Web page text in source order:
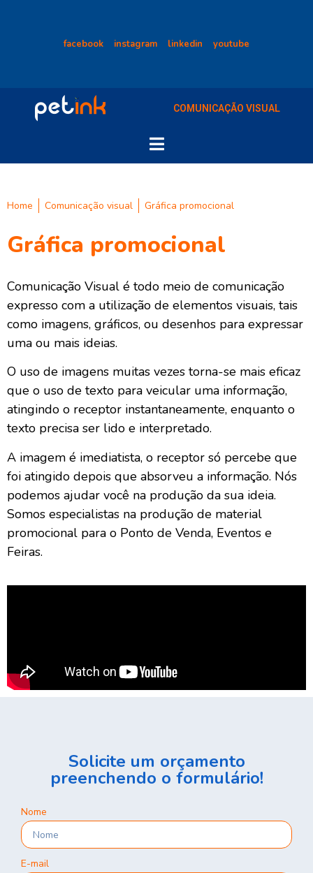
facebook instagram linkedin youtube
COMUNICAÇÃO VISUAL
Home Comunicação visual Gráfica promocional
Gráfica promocional
Comunicação Visual é todo meio de comunicação
expresso com a utilização de elementos visuais, tais
como imagens, gráficos, ou desenhos para expressar
uma ou mais ideias.
O uso de imagens muitas vezes torna-se mais eficaz
que o uso de texto para veicular uma informação,
atingindo o receptor instantaneamente, enquanto o
texto precisa ser lido e interpretado.
A imagem é imediatista, o receptor só percebe que
foi atingido depois que absorveu a informação. Nós
podemos ajudar você na produção da sua ideia.
Somos especialistas na produção de material
promocional para o Ponto de Venda, Eventos e
Feiras.
Solicite um orçamento
preenchendo o formulário!
Nome
E-mail